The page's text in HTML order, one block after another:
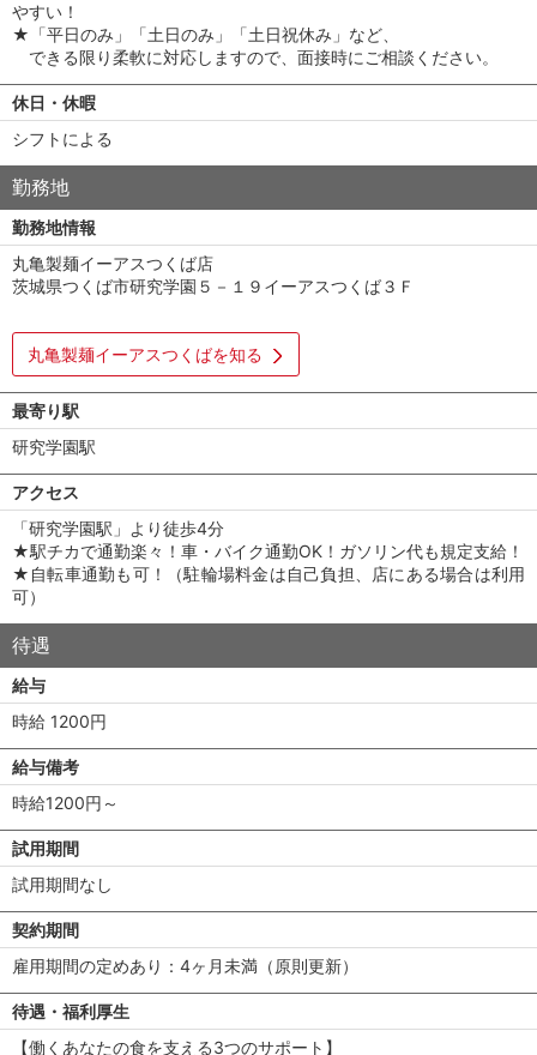
やすい！
★「平日のみ」「土日のみ」「土日祝休み」など、
できる限り柔軟に対応しますので、面接時にご相談ください。
休日・休暇
シフトによる
勤務地
勤務地情報
丸亀製麺イーアスつくば店
茨城県つくば市研究学園５－１９イーアスつくば３Ｆ
丸亀製麺イーアスつくばを知る
最寄り駅
研究学園駅
アクセス
「研究学園駅」より徒歩4分
★駅チカで通勤楽々！車・バイク通勤OK！ガソリン代も規定支給！
★自転車通勤も可！（駐輪場料金は自己負担、店にある場合は利用
可）
待遇
給与
時給 1200円
給与備考
時給1200円～
試用期間
試用期間なし
契約期間
雇用期間の定めあり：4ヶ月未満（原則更新）
待遇・福利厚生
【働くあなたの食を支える3つのサポート】